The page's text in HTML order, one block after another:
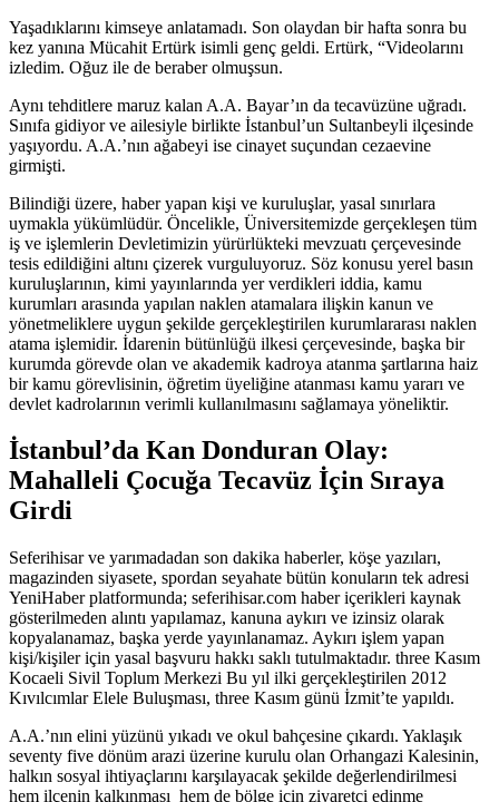
Yaşadıklarını kimseye anlatamadı. Son olaydan bir hafta sonra bu
kez yanına Mücahit Ertürk isimli genç geldi. Ertürk, “Videolarını
izledim. Oğuz ile de beraber olmuşsun.
Aynı tehditlere maruz kalan A.A. Bayar’ın da tecavüzüne uğradı.
Sınıfa gidiyor ve ailesiyle birlikte İstanbul’un Sultanbeyli ilçesinde
yaşıyordu. A.A.’nın ağabeyi ise cinayet suçundan cezaevine
girmişti.
Bilindiği üzere, haber yapan kişi ve kuruluşlar, yasal sınırlara
uymakla yükümlüdür. Öncelikle, Üniversitemizde gerçekleşen tüm
iş ve işlemlerin Devletimizin yürürlükteki mevzuatı çerçevesinde
tesis edildiğini altını çizerek vurguluyoruz. Söz konusu yerel basın
kuruluşlarının, kimi yayınlarında yer verdikleri iddia, kamu
kurumları arasında yapılan naklen atamalara ilişkin kanun ve
yönetmeliklere uygun şekilde gerçekleştirilen kurumlararası naklen
atama işlemidir. İdarenin bütünlüğü ilkesi çerçevesinde, başka bir
kurumda görevde olan ve akademik kadroya atanma şartlarına haiz
bir kamu görevlisinin, öğretim üyeliğine atanması kamu yararı ve
devlet kadrolarının verimli kullanılmasını sağlamaya yöneliktir.
İstanbul’da Kan Donduran Olay:
Mahalleli Çocuğa Tecavüz İçin Sıraya
Girdi
Seferihisar ve yarımadadan son dakika haberler, köşe yazıları,
magazinden siyasete, spordan seyahate bütün konuların tek adresi
YeniHaber platformunda; seferihisar.com haber içerikleri kaynak
gösterilmeden alıntı yapılamaz, kanuna aykırı ve izinsiz olarak
kopyalanamaz, başka yerde yayınlanamaz. Aykırı işlem yapan
kişi/kişiler için yasal başvuru hakkı saklı tutulmaktadır. three Kasım
Kocaeli Sivil Toplum Merkezi Bu yıl ilki gerçekleştirilen 2012
Kıvılcımlar Elele Buluşması, three Kasım günü İzmit’te yapıldı.
A.A.’nın elini yüzünü yıkadı ve okul bahçesine çıkardı. Yaklaşık
seventy five dönüm arazi üzerine kurulu olan Orhangazi Kalesinin,
halkın sosyal ihtiyaçlarını karşılayacak şekilde değerlendirilmesi
hem ilçenin kalkınması hem de bölge için ziyaretçi edinme